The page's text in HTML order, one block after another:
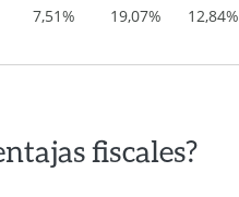
7,51% 19,07% 12,84%
fiscales?